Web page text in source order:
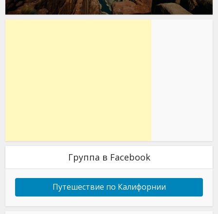
Группа в Facebook
Путешествие по Калифорнии